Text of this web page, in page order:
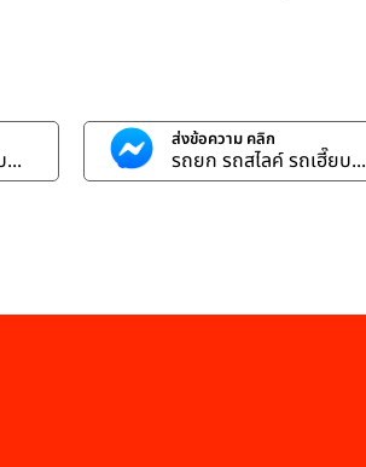
ส่งข้อความ คลิก
รถยก รถสไลค์ รถเฮี๊ยบ...